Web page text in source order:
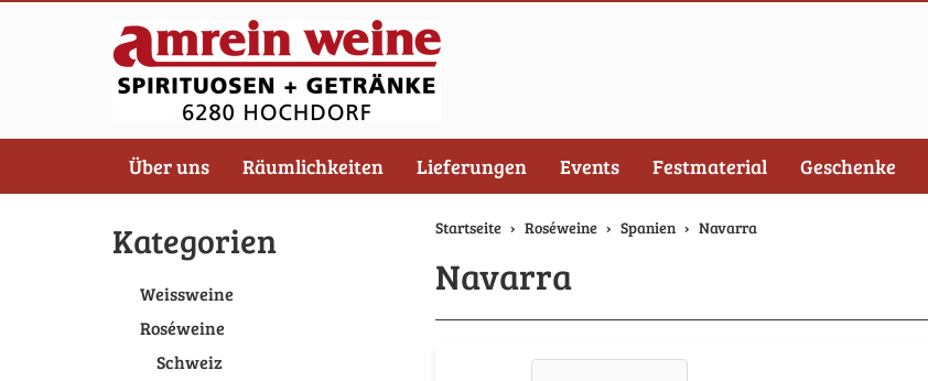
Über uns Räumlichkeiten Lieferungen Events Festmaterial Geschenke
Startseite Roséweine Spanien Navarra
Navarra
Kategorien
Weissweine
Roséweine
Schweiz